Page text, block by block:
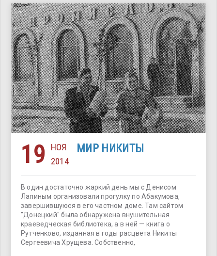
19
НОЯ
2014
МИР НИКИТЫ
В один достаточно жаркий день мы с Денисом
Лапиным организовали прогулку по Абакумова,
завершившуюся в его частном доме. Там сайтом
"Донецкий" была обнаружена внушительная
краеведческая библиотека, а в ней — книга о
Рутченково, изданная в годы расцвета Никиты
Сергеевича Хрущева. Собственно,